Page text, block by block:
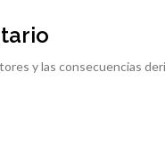
y las consecuencias